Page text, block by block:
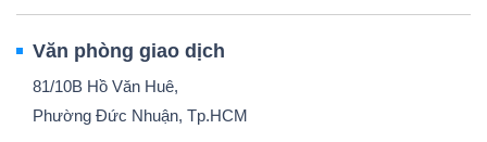
Văn phòng giao dịch
81/10B Hồ Văn Huê,
Phường Đức Nhuận, Tp.HCM